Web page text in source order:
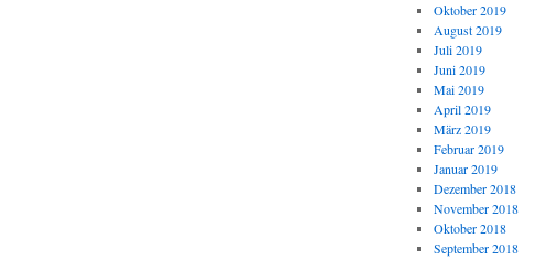
Oktober 2019
August 2019
Juli 2019
Juni 2019
Mai 2019
April 2019
März 2019
Februar 2019
Januar 2019
Dezember 2018
November 2018
Oktober 2018
September 2018